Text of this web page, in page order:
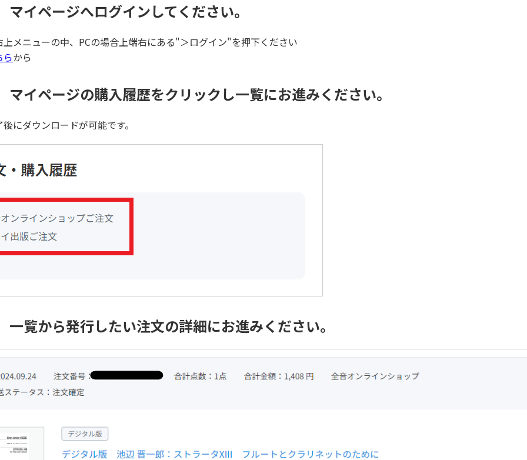
マイページへログインしてください。
メニューの中、PCの場合上端右にある"＞ログイン"を押下ください
らから
マイページの購入履歴をクリックし一覧にお進みください。
にダウンロードが可能です。
一覧から発行したい注文の詳細にお進みください。